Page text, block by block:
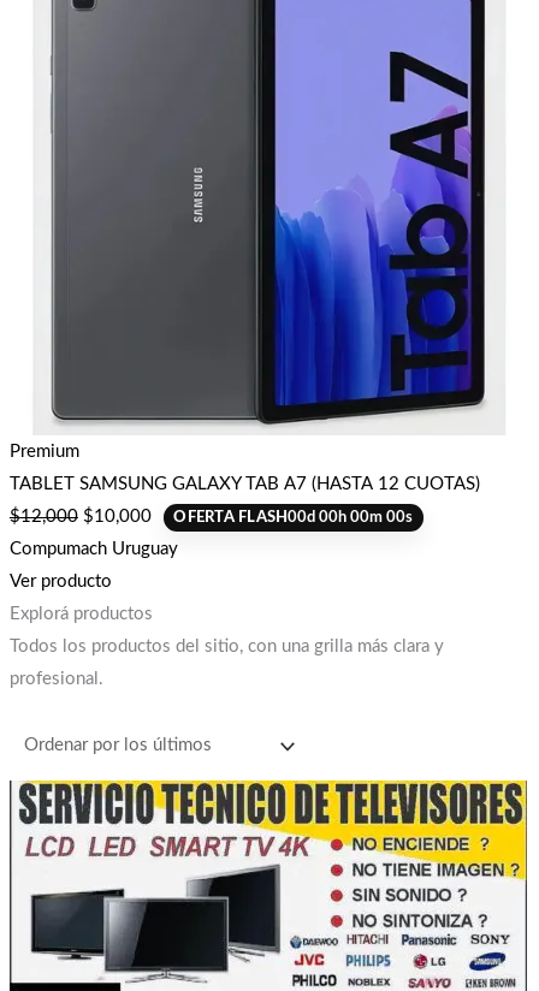
Premium
TABLET SAMSUNG GALAXY TAB A7 (HASTA 12 CUOTAS)
$12,000 $10,000 OFERTA FLASH00d00h00m00s
Compumach Uruguay
Ver producto
Explorá productos
Todos los productos del sitio, con una grilla más clara y
profesional.